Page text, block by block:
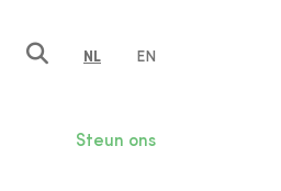
NL EN
Steun ons